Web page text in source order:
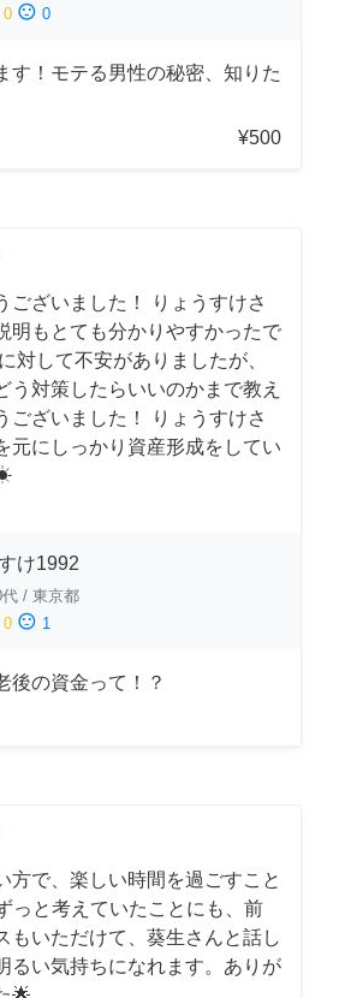
0 sentiment_dissatisfied 0
す！モテる男性の秘密、知りた
¥500
ございました！ りょうすけさ
明もとても分かりやすかったで
対して不安がありましたが、
う対策したらいいのかまで教え
ございました！ りょうすけさ
元にしっかり資産形成をしてい
け1992
/ 東京都
0 sentiment_dissatisfied 1
後の資金って！？
方で、楽しい時間を過ごすこと
っと考えていたことにも、前
もいただけて、葵生さんと話し
るい気持ちになれます。ありが